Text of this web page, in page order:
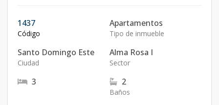
1437
Código
Apartamentos
Tipo de inmueble
Santo Domingo Este
Ciudad
Alma Rosa I
Sector
3 2
Baños